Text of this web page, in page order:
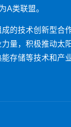
A类联盟。
的技术创新型合
量，积极推动太
存储等技术和产